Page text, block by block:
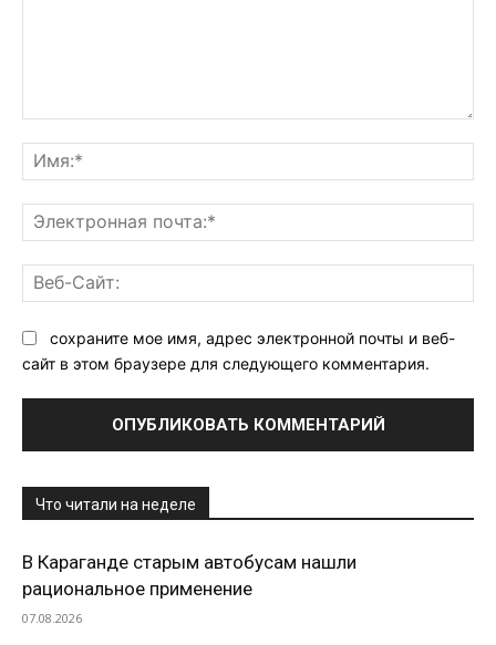
сохраните мое имя, адрес электронной почты и веб-
сайт в этом браузере для следующего комментария.
Что читали на неделе
В Караганде старым автобусам нашли
рациональное применение
07.08.2026